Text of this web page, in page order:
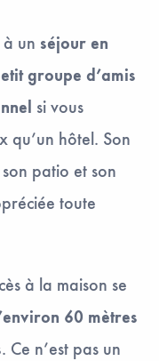
un séjour en
groupe d’amis
si vous
qu’un hôtel. Son
patio et son
toute
à la maison se
60 mètres
. Ce n’est pas un